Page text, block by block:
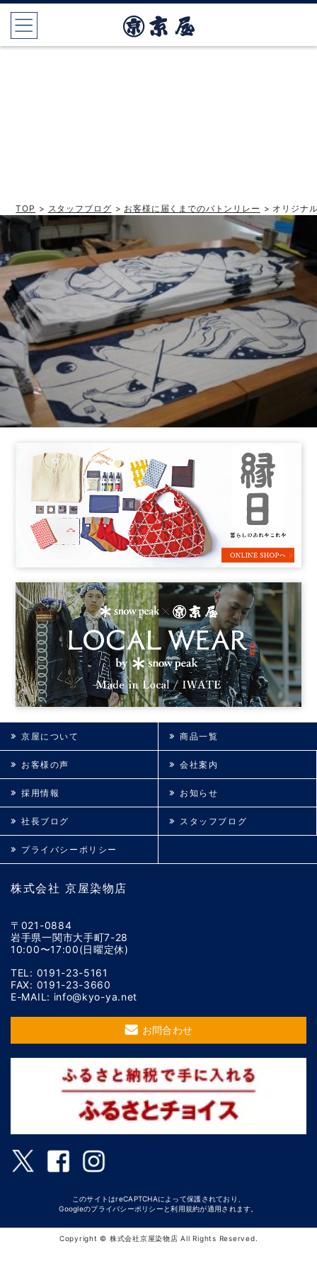
TOP > スタッフブログ > お客様に届くまでのバトンリレー > オリジナ
株式会社 京屋染物店
〒021-0884
岩手県一関市大手町7-28
10:00〜17:00(日曜定休)
TEL: 0191-23-5161
FAX: 0191-23-3660
E-MAIL: info@kyo-ya.net
お問合わせ
京屋について 商品一覧
お客様の声 会社案内
採用情報 お知らせ
社長ブログ スタッフブログ
プライバシーポリシー
このサイトはreCAPTCHAによって保護されており、
Googleのプライバシーポリシー と利用規約が適用されます。
Copyright © 株式会社京屋染物店 All Rights Reserved.